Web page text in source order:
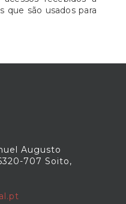
que são usados para
Augusto
707 Soito,